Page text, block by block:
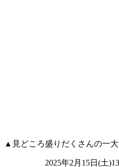
▲見どころ盛りだくさんの一大
2025年2月15日(土